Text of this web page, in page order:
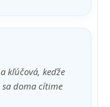
kľúčová, keďže
doma cítime